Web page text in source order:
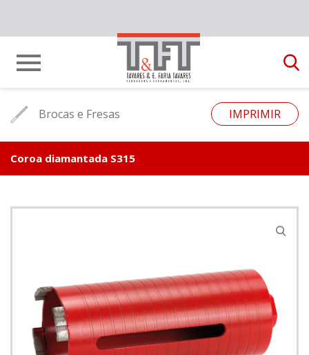
Brocas e Fresas IMPRIMIR
Coroa diamantada S315